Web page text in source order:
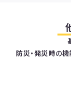
防災・発災時の機